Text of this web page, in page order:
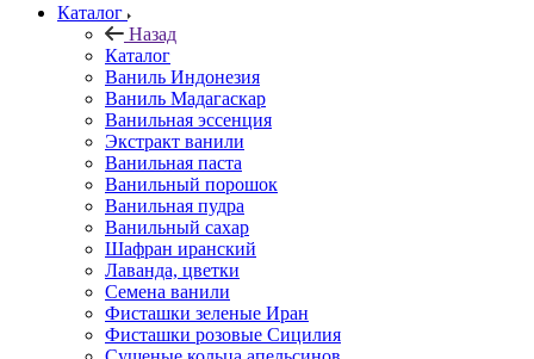
Каталог
Назад
Каталог
Ваниль Индонезия
Ваниль Мадагаскар
Ванильная эссенция
Экстракт ванили
Ванильная паста
Ванильный порошок
Ванильная пудра
Ванильный сахар
Шафран иранский
Лаванда, цветки
Семена ванили
Фисташки зеленые Иран
Фисташки розовые Сицилия